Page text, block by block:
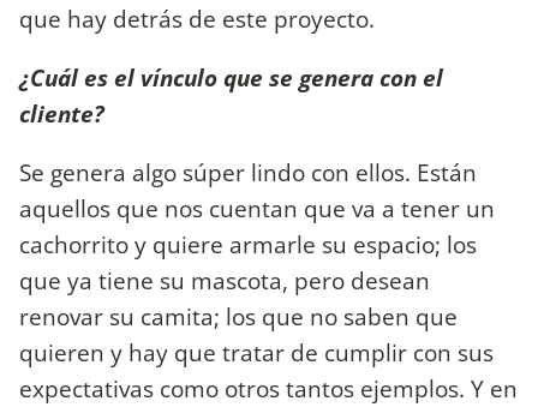
que hay detrás de este proyecto.
¿Cuál es el vínculo que se genera con el
cliente?
Se genera algo súper lindo con ellos. Están
aquellos que nos cuentan que va a tener un
cachorrito y quiere armarle su espacio; los
que ya tiene su mascota, pero desean
renovar su camita; los que no saben que
quieren y hay que tratar de cumplir con sus
expectativas como otros tantos ejemplos. Y en